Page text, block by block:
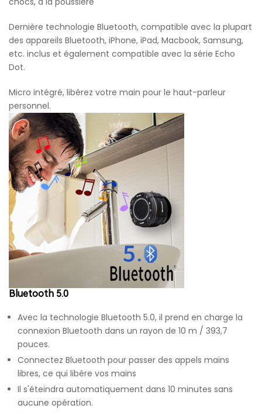
Dernière technologie Bluetooth, compatible avec la plupart
des appareils Bluetooth, iPhone, iPad, Macbook, Samsung,
etc. inclus et également compatible avec la série Echo
Dot.
Micro intégré, libérez votre main pour le haut-parleur
personnel.
Bluetooth 5.0
Avec la technologie Bluetooth 5.0, il prend en charge la
connexion Bluetooth dans un rayon de 10 m / 393,7
pouces.
Connectez Bluetooth pour passer des appels mains
libres, ce qui libère vos mains
Il s'éteindra automatiquement dans 10 minutes sans
aucune opération.